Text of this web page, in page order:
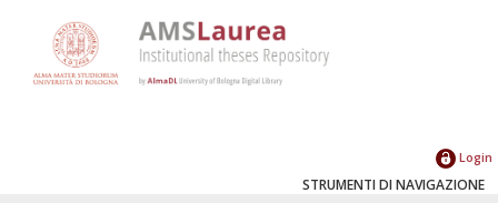
Login
STRUMENTI DI NAVIGAZIONE